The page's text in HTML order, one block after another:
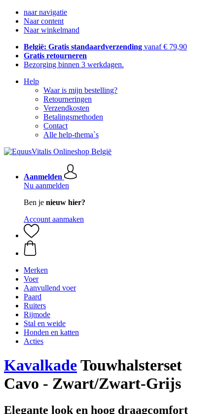
naar navigatie
Naar content
Naar winkelmand
België: Gratis standaardverzending vanaf € 79,90
Gratis retourneren
Bezorging binnen 3 werkdagen.
Help
Waar is mijn bestelling?
Retourneringen
Verzendkosten
Betalingsmethoden
Contact
Alle help-thema`s
Aanmelden
Nu aanmelden
Ben je nieuw hier?
Account aanmaken
Merken
Voer
Aanvullend voer
Paard
Ruiters
Rijmode
Stal en weide
Honden en katten
Acties
KavalkadeTouwhalsterset
Cavo - Zwart/Zwart-Grijs
Elegante look en hoog draagcomfort